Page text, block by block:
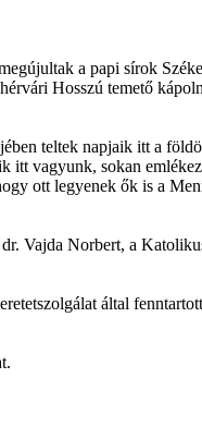
a papi sírok
Hosszú temető
teltek napjaik itt a
itt vagyunk, sokan
ott legyenek ők is a
Vajda Norbert, a
által